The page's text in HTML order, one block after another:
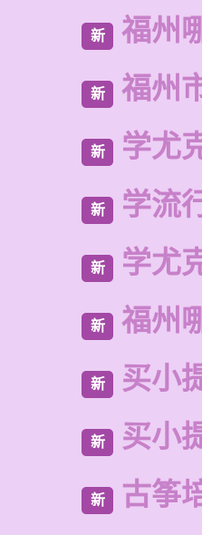
新 福州
新 福州
新 学尤
新 学流
新 学尤
新 福州
新 买小
新 买小
新 古筝